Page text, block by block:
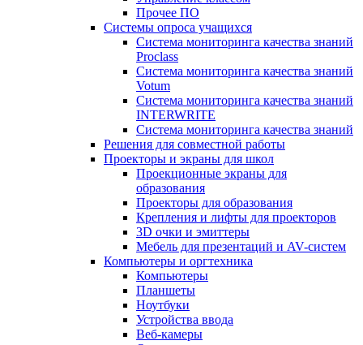
Прочее ПО
Системы опроса учащихся
Система мониторинга качества знаний
Proclass
Система мониторинга качества знаний
Votum
Система мониторинга качества знаний
INTERWRITE
Система мониторинга качества знаний
Решения для совместной работы
Проекторы и экраны для школ
Проекционные экраны для
образования
Проекторы для образования
Крепления и лифты для проекторов
3D очки и эмиттеры
Мебель для презентаций и AV-систем
Компьютеры и оргтехника
Компьютеры
Планшеты
Ноутбуки
Устройства ввода
Веб-камеры